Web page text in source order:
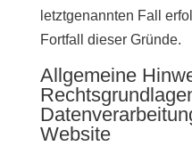
letztgenannten Fall
Fortfall dieser Gründe.
Allgemeine
Website